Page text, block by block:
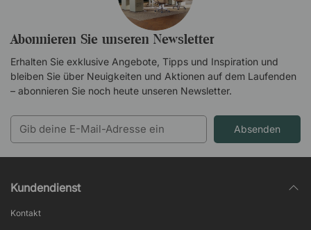
Abonnieren Sie unseren Newsletter
Erhalten Sie exklusive Angebote, Tipps und Inspiration und
bleiben Sie über Neuigkeiten und Aktionen auf dem Laufenden
– abonnieren Sie noch heute unseren Newsletter.
Absenden
Kundendienst
Kontakt